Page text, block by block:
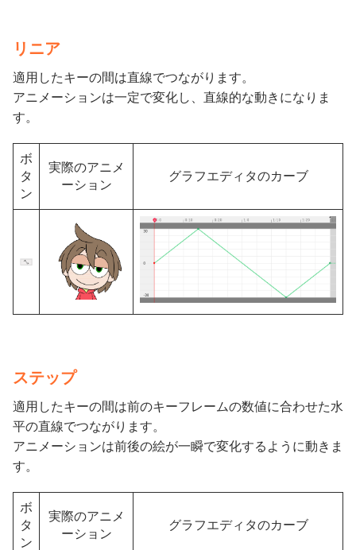
リニア
適用したキーの間は直線でつながります。
アニメーションは一定で変化し、直線的な動きになりま
す。
ボ
タ
ン
実際のアニメ
ーション
グラフエディタのカーブ
ステップ
適用したキーの間は前のキーフレームの数値に合わせた水
平の直線でつながります。
アニメーションは前後の絵が一瞬で変化するように動きま
す。
ボ
タ
ン
実際のアニメ
ーション
グラフエディタのカーブ